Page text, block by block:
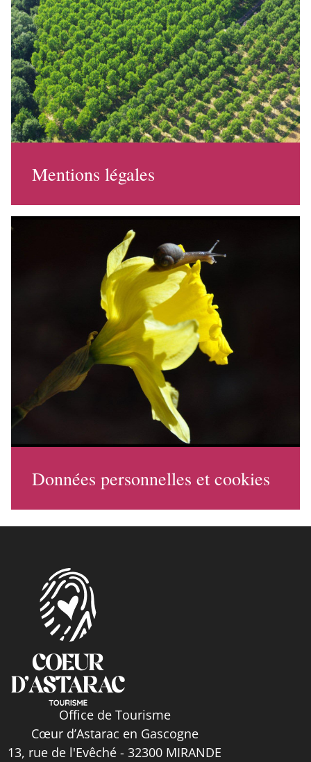
Mentions légales
Données personnelles et cookies
Office de Tourisme
Cœur d’Astarac en Gascogne
13, rue de l'Evêché - 32300 MIRANDE